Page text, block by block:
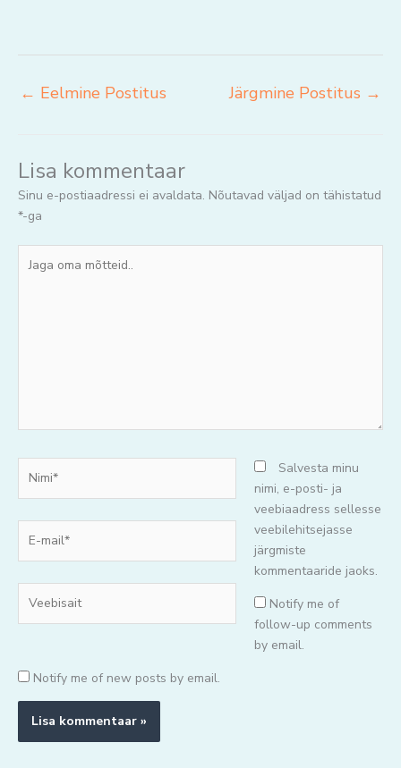
← Eelmine Postitus Järgmine Postitus →
Lisa kommentaar
Sinu e-postiaadressi ei avaldata. Nõutavad väljad on tähistatud
*-ga
oma
mail*
Salvesta minu
nimi, e-posti- ja
veebiaadress sellesse
veebilehitsejasse
järgmiste
kommentaaride jaoks.
Notify me of
follow-up comments
by email.
Notify me of new posts by email.